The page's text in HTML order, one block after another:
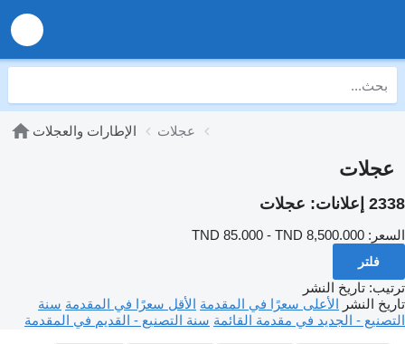
الإطارات والعجلات عجلات
عجلات
2338 إعلانات: عجلات
السعر: TND 85.000 - TND 8,500.000
فلتر
ترتيب: تاريخ النشر
تاريخ النشر الأعلى سعرًا في المقدمة الأقل سعرًا في المقدمة سنة
التصنيع - الجديد في مقدمة القائمة سنة التصنيع - القديم في المقدمة